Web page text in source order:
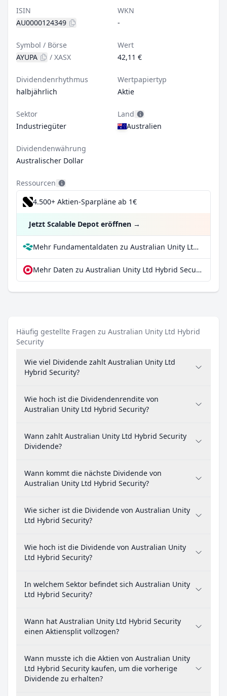
ISIN
AU0000124349
WKN
-
Symbol / Börse
AYUPA
/ XASX
Wert
42,11 €
Dividendenrhythmus
halbjährlich
Wertpapiertyp
Aktie
Sektor
Industriegüter
Land
Australien
Dividendenwährung
Australischer Dollar
Ressourcen
4.500+ Aktien-Sparpläne ab 1€
Jetzt Scalable Depot eröffnen →
Mehr Fundamentaldaten zu Australian Unity Ltd Hybrid Security bei Parqet
Mehr Daten zu Australian Unity Ltd Hybrid Security bei extraETF
Häufig gestellte Fragen zu Australian Unity Ltd Hybrid
Security
Wie viel Dividende zahlt Australian Unity Ltd
Hybrid Security?
Wie hoch ist die Dividendenrendite von
Australian Unity Ltd Hybrid Security?
Wann zahlt Australian Unity Ltd Hybrid Security
Dividende?
Wann kommt die nächste Dividende von
Australian Unity Ltd Hybrid Security?
Wie sicher ist die Dividende von Australian Unity
Ltd Hybrid Security?
Wie hoch ist die Dividende von Australian Unity
Ltd Hybrid Security?
In welchem Sektor befindet sich Australian Unity
Ltd Hybrid Security?
Wann hat Australian Unity Ltd Hybrid Security
einen Aktiensplit vollzogen?
Wann musste ich die Aktien von Australian Unity
Ltd Hybrid Security kaufen, um die vorherige
Dividende zu erhalten?